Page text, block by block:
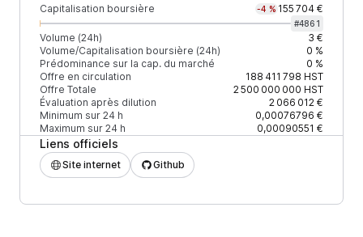
Capitalisation boursière -4 % 155 704 €
#4861
Volume (24h)
3 €
Volume/Capitalisation boursière (24h)
0 %
Prédominance sur la cap. du marché
0 %
Offre en circulation
188 411 798 HST
Offre Totale
2 500 000 000 HST
Évaluation après dilution
2 066 012 €
Minimum sur 24 h
0,00076796 €
Maximum sur 24 h
0,00090551 €
Liens officiels
Site internet Github